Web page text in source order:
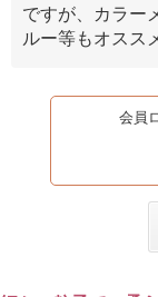
ですが、カラー
ルー等もオスス
会員